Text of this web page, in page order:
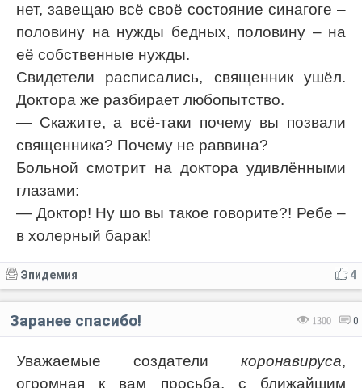
нет, завещаю всё своё состояние синагоге –
половину на нужды бедных, половину – на
её собственные нужды.
Свидетели расписались, священник ушёл.
Доктора же разбирает любопытство.
— Скажите, а всё-таки почему вы позвали
священника? Почему не раввина?
Больной смотрит на доктора удивлёнными
глазами:
— Доктор! Ну шо вы такое говорите?! Ребе –
в холерный барак!
4
Эпидемия
1300 0
Заранее спасибо!
Уважаемые создатели коронавируса,
огромная к вам просьба, с ближайшим